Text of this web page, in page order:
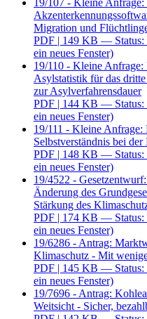
19/107 - Kleine Anfrage:
Migration und
PDF | 149 KB — Status:
ein neues Fenster)
19/110 - Kleine
Asylstatistik für das
zur Asylverfahrensdauer
PDF | 144 KB — Status:
ein neues Fenster)
19/111 - Kleine Anfrage:
Selbstverständnis bei
PDF | 148 KB — Status:
ein neues Fenster)
19/4522 -
Änderung des
Stärkung des
PDF | 174 KB — Status:
ein neues Fenster)
19/6286 - Antrag:
Klimaschutz - Mit
PDF | 145 KB — Status:
ein neues Fenster)
19/7696 - Antrag:
Weitsicht - Sicher,